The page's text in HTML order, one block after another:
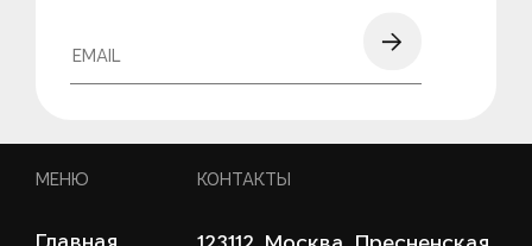
МЕНЮ
Главная
КОНТАКТЫ